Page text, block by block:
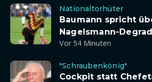
Nationaltorhüter
Baumann spricht
Nagelsmann-
Vor 54 Minuten
"Schraubenkönig"
Cockpit statt